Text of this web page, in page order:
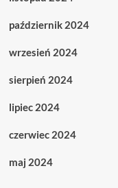
październik 2024
wrzesień 2024
sierpień 2024
lipiec 2024
czerwiec 2024
maj 2024